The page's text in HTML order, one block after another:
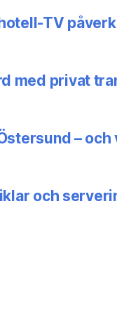
TV
med privat
– och
och